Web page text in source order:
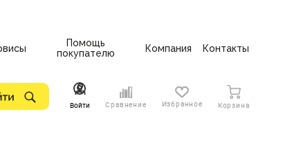
Помощь
покупателю
Компания Контакты
Войти Сравнение Избранное Корзина